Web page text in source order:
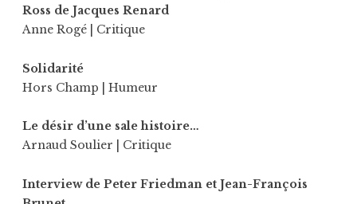
Ross de Jacques Renard
Anne Rogé | Critique
Solidarité
Hors Champ | Humeur
Le désir d’une sale histoire…
Arnaud Soulier | Critique
Interview de Peter Friedman et Jean-François